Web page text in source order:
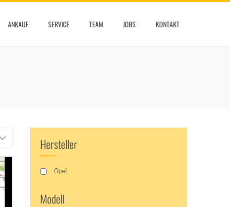
ANKAUF SERVICE TEAM JOBS KONTAKT
Hersteller
Opel
Modell